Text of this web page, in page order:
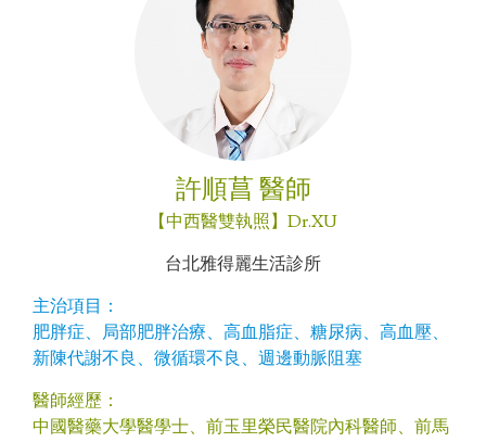
許順菖 醫師
【中西醫雙執照】Dr.XU
台北雅得麗生活診所
主治項目：
肥胖症、局部肥胖治療、高血脂症、糖尿病、高血壓、
新陳代謝不良、微循環不良、週邊動脈阻塞
醫師經歷：
中國醫藥大學醫學士、前玉里榮民醫院內科醫師、前馬